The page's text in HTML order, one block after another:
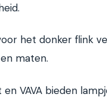
het donker flink
maten.
VAVA bieden